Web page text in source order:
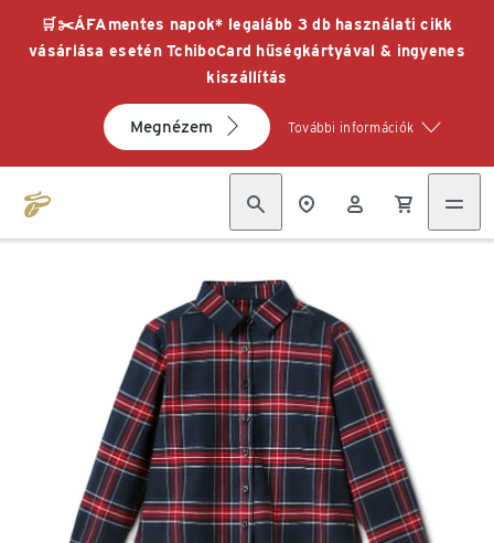
🛒✂️ÁFAmentes napok* legalább 3 db használati cikk
vásárlása esetén TchiboCard hűségkártyával & ingyenes
kiszállítás
Megnézem További információk